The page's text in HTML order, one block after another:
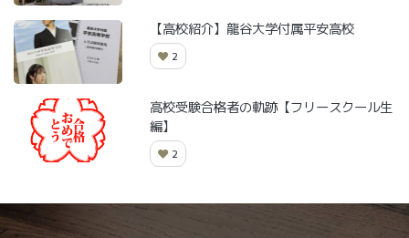
【高校紹介】龍谷大学付属平安高校
2
高校受験合格者の軌跡【フリースクール生
編】
2